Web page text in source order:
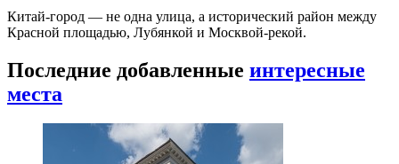
Китай-город — не одна улица, а исторический район между
Красной площадью, Лубянкой и Москвой-рекой.
Последние добавленные интересные
места